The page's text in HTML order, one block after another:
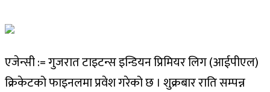
एजेन्सी := गुजरात टाइटन्स इन्डियन प्रिमियर लिग (आईपीएल)
क्रिकेटको फाइनलमा प्रवेश गरेको छ । शुक्रबार राति सम्पन्न